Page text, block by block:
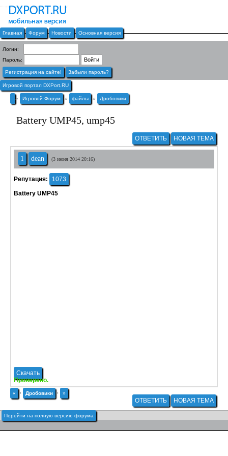
Главная Форум Новости Основная версия
Логин:
Пароль:
Регистрация на сайте! Забыли пароль?
Игровой портал DXPort.RU
» Игровой Форум » файлы » Дробовики
Battery UMP45, ump45
ОТВЕТИТЬ НОВАЯ ТЕМА
1 dean (3 июня 2014 20:16)
Репутация:
1073
Battery UMP45
Скачать
Проверено.
« · Дробовики · »
ОТВЕТИТЬ НОВАЯ ТЕМА
Перейти на полную версию форума